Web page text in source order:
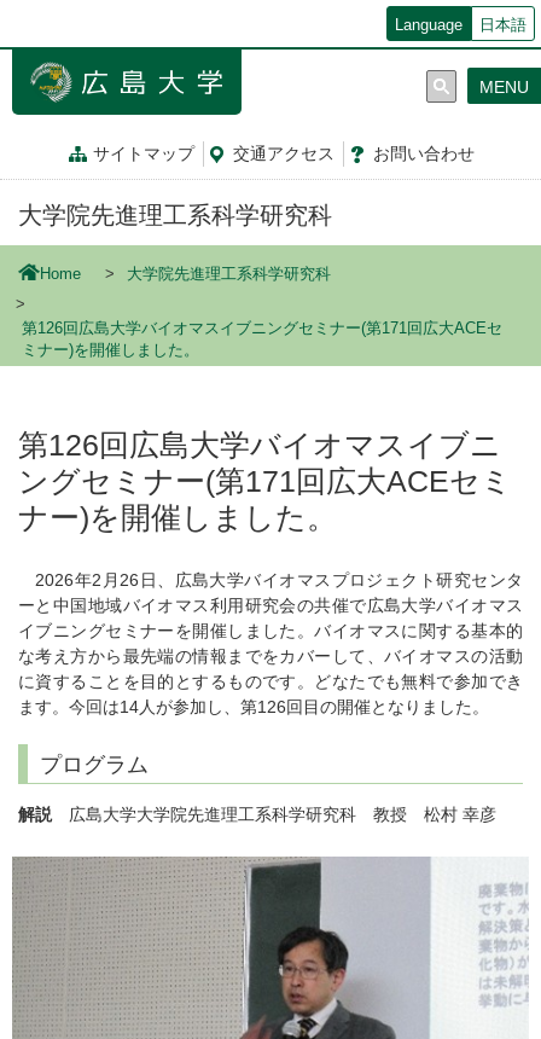
ン
Language 日本語
サイトマップ 交通アクセス お問い合わせ
MENU
大学院先進理工系科学研究科
Home 大学院先進理工系科学研究科
第126回広島大学バイオマスイブニングセミナー(第171回広大ACEセ
ミナー)を開催しました。
第126回広島大学バイオマスイブニ
ングセミナー(第171回広大ACEセミ
ナー)を開催しました。
2026年2月26日、広島大学バイオマスプロジェクト研究センタ
ーと中国地域バイオマス利用研究会の共催で広島大学バイオマス
イブニングセミナーを開催しました。バイオマスに関する基本的
な考え方から最先端の情報までをカバーして、バイオマスの活動
に資することを目的とするものです。どなたでも無料で参加でき
ます。今回は14人が参加し、第126回目の開催となりました。
プログラム
解説 広島大学大学院先進理工系科学研究科 教授 松村 幸彦